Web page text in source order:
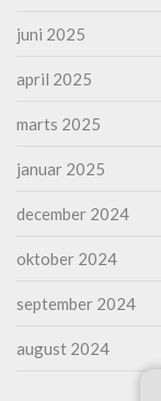
juni 2025
april 2025
marts 2025
januar 2025
december 2024
oktober 2024
september 2024
august 2024